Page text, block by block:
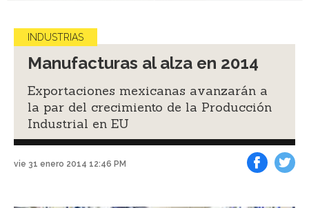
INDUSTRIAS
Manufacturas al alza en 2014
Exportaciones mexicanas avanzarán a
la par del crecimiento de la Producción
Industrial en EU
vie 31 enero 2014 12:46 PM